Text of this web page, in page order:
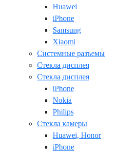
Huawei
iPhone
Samsung
Xiaomi
Системные разъемы
Стекла дисплея
Стекла дисплея
iPhone
Nokia
Philips
Стекла камеры
Huawei, Honor
iPhone